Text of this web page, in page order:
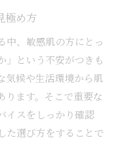
極め方
中、敏感肌の方にとっ
」という不安がつきも
気候や生活環境から肌
ります。そこで重要な
イスをしっかり確認
た選び方をすることで